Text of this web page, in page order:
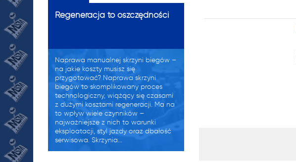
Regeneracja to oszczędności
Naprawa manualnej skrzyni biegów –
na jakie koszty musisz się
przygotować? Naprawa skrzyni
biegów to skomplikowany proces
technologiczny, wiążący się czasami
z dużymi kosztami regeneracji. Ma na
to wpływ wiele czynników –
najważniejsze z nich to warunki
eksploatacji, styl jazdy oraz dbałość
serwisowa. Skrzynia...